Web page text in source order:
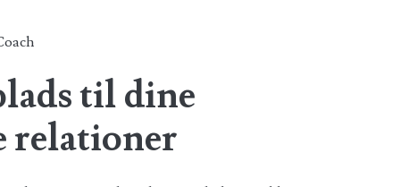
til dine
relationer